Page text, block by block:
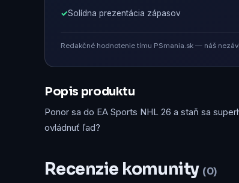
Solídna prezentácia zápasov
Redakčné hodnotenie tímu PSmania.sk — náš
Popis produktu
Ponor sa do EA Sports NHL 26 a staň sa
ovládnuť ľad?
Recenzie komunity (0)